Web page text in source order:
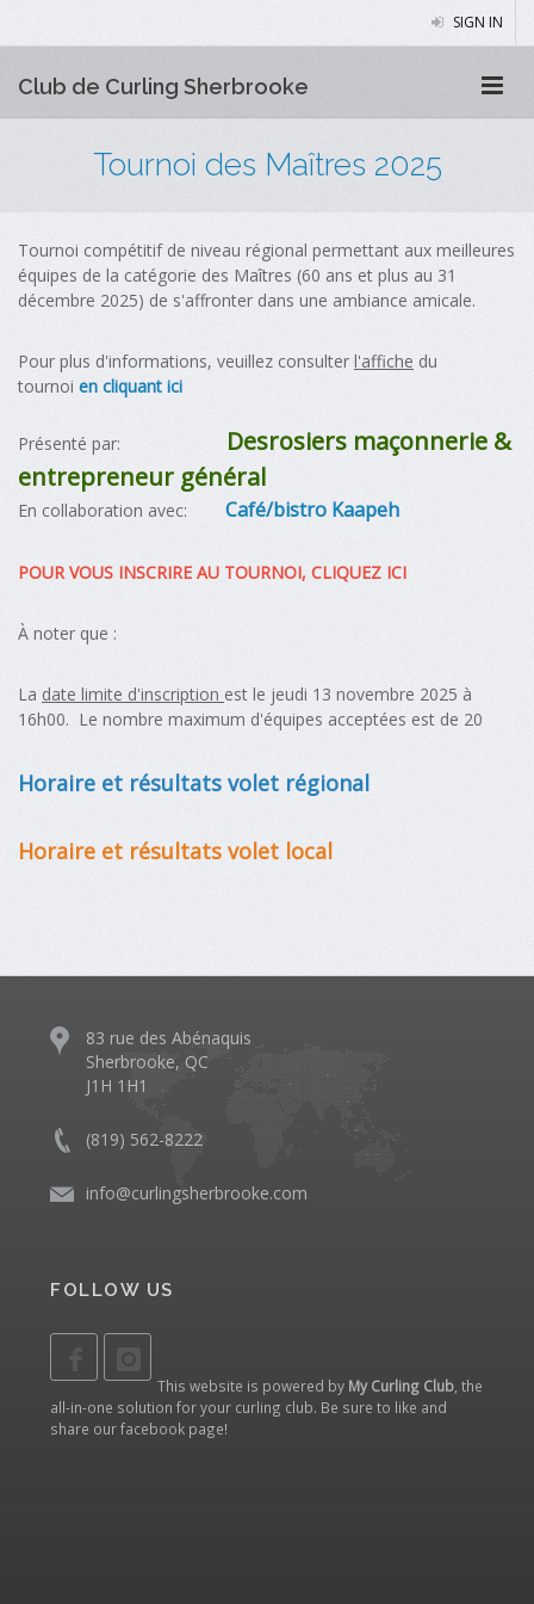
SIGN IN
Club de Curling Sherbrooke
Tournoi des Maîtres 2025
Tournoi compétitif de niveau régional permettant aux meilleures
équipes de la catégorie des Maîtres (60 ans et plus au 31
décembre 2025) de s'affronter dans une ambiance amicale.
Pour plus d'informations, veuillez consulter l'affiche du
tournoi en cliquant ici
Présenté par:
Desrosiers maçonnerie &
entrepreneur général
En collaboration avec: Café/bistro Kaapeh
POUR VOUS INSCRIRE AU TOURNOI, CLIQUEZ ICI
À noter que :
La date limite d'inscription est le jeudi 13 novembre 2025 à
16h00. Le nombre maximum d'équipes acceptées est de 20
Horaire et résultats volet régional
Horaire et résultats volet local
83 rue des Abénaquis
Sherbrooke, QC
J1H 1H1
(819) 562-8222
info@curlingsherbrooke.com
FOLLOW US
This website is powered by My Curling Club, the
all-in-one solution for your curling club. Be sure to like and
share ourfacebook page!